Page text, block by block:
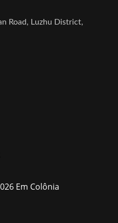
Road, Luzhu District,
Em Colônia